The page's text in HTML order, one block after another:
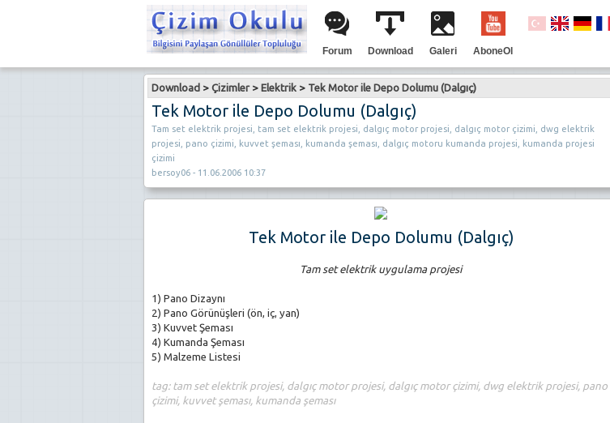
Forum Download Galeri AboneOl
Download> Çizimler> Elektrik> Tek Motor ile Depo Dolumu (Dalgıç)
Tek Motor ile Depo Dolumu (Dalgıç)
Tam set elektrik projesi, tam set elektrik projesi, dalgıç motor projesi, dalgıç motor çizimi, dwg elektrik
projesi, pano çizimi, kuvvet şeması, kumanda şeması, dalgıç motoru kumanda projesi, kumanda projesi
çizimi
bersoy06 - 11.06.2006 10:37
Tek Motor ile Depo Dolumu (Dalgıç)
Tam set elektrik uygulama projesi
1) Pano Dizaynı
2) Pano Görünüşleri (ön, iç, yan)
3) Kuvvet Şeması
4) Kumanda Şeması
5) Malzeme Listesi
tag: tam set elektrik projesi, dalgıç motor projesi, dalgıç motor çizimi, dwg elektrik projesi, pano
çizimi, kuvvet şeması, kumanda şeması